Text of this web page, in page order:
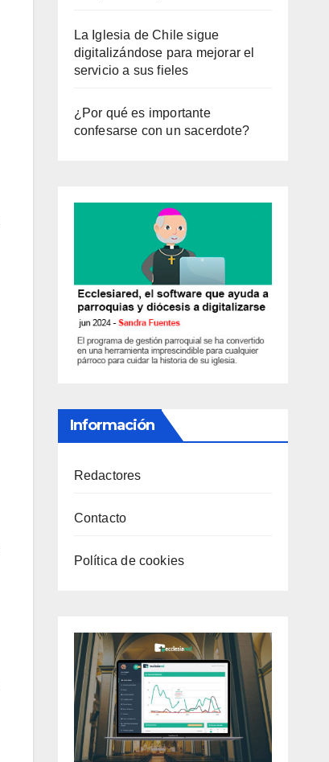
La Iglesia de Chile sigue
digitalizándose para mejorar el
servicio a sus fieles
¿Por qué es importante
confesarse con un sacerdote?
Información
Redactores
Contacto
Política de cookies